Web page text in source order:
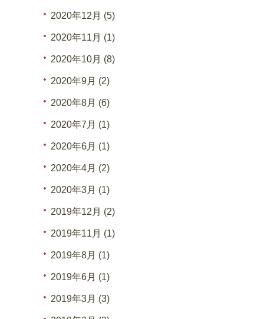
2020年12月 (5)
2020年11月 (1)
2020年10月 (8)
2020年9月 (2)
2020年8月 (6)
2020年7月 (1)
2020年6月 (1)
2020年4月 (2)
2020年3月 (1)
2019年12月 (2)
2019年11月 (1)
2019年8月 (1)
2019年6月 (1)
2019年3月 (3)